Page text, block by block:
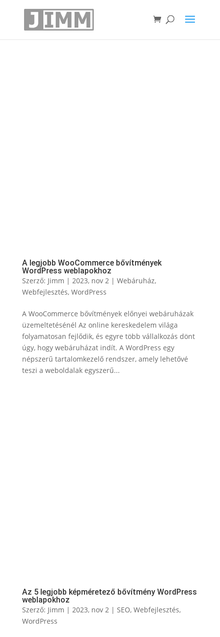
A legjobb WooCommerce bővítmények
WordPress weblapokhoz
Szerző: Jimm | 2023, nov 2| Webáruház,
Webfejlesztés, WordPress
A WooCommerce bővítmények előnyei webáruházak
üzemeltetésénél Az online kereskedelem világa
folyamatosan fejlődik, és egyre több vállalkozás dönt
úgy, hogy webáruházat indít. A WordPress egy
népszerű tartalomkezelő rendszer, amely lehetővé
teszi a weboldalak egyszerű...
Az 5 legjobb képméretező bővítmény WordPress
weblapokhoz
Szerző: Jimm | 2023, nov 2 | SEO, Webfejlesztés,
WordPress